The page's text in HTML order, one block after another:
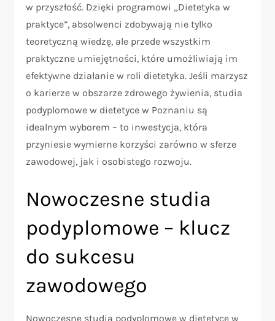
w przyszłość. Dzięki programowi „Dietetyka w
praktyce”, absolwenci zdobywają nie tylko
teoretyczną wiedzę, ale przede wszystkim
praktyczne umiejętności, które umożliwiają im
efektywne działanie w roli dietetyka. Jeśli marzysz
o karierze w obszarze zdrowego żywienia, studia
podyplomowe w dietetyce w Poznaniu są
idealnym wyborem – to inwestycja, która
przyniesie wymierne korzyści zarówno w sferze
zawodowej, jak i osobistego rozwoju.
Nowoczesne studia
podyplomowe – klucz
do sukcesu
zawodowego
Nowoczesne studia podyplomowe w dietetyce w